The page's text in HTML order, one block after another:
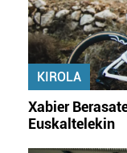
KIROLA
Xabier
Euskaltelekin